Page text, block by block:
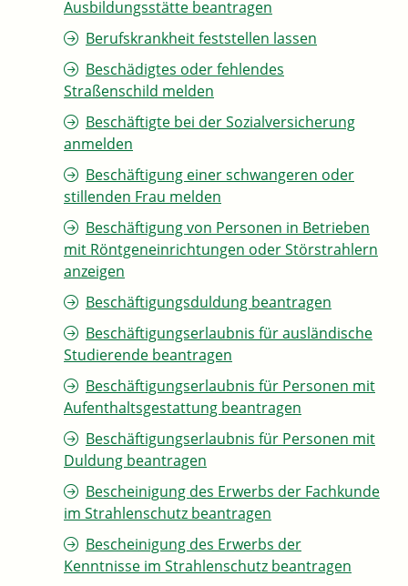
Ausbildungsstätte beantragen
Berufskrankheit feststellen lassen
Beschädigtes oder fehlendes
Straßenschild melden
Beschäftigte bei der Sozialversicherung
anmelden
Beschäftigung einer schwangeren oder
stillenden Frau melden
Beschäftigung von Personen in Betrieben
mit Röntgeneinrichtungen oder Störstrahlern
anzeigen
Beschäftigungsduldung beantragen
Beschäftigungserlaubnis für ausländische
Studierende beantragen
Beschäftigungserlaubnis für Personen mit
Aufenthaltsgestattung beantragen
Beschäftigungserlaubnis für Personen mit
Duldung beantragen
Bescheinigung des Erwerbs der Fachkunde
im Strahlenschutz beantragen
Bescheinigung des Erwerbs der
Kenntnisse im Strahlenschutz beantragen